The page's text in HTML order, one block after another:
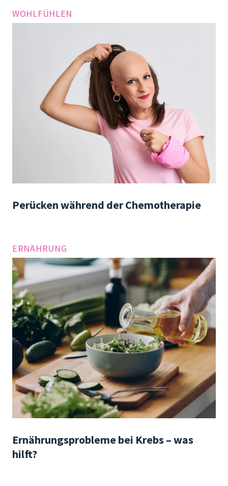
WOHLFÜHLEN
Perücken während der Chemotherapie
ERNÄHRUNG
Ernährungsprobleme bei Krebs – was
hilft?